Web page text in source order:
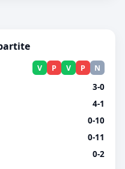
V P V P N
3-0
4-1
0-10
0-11
0-2